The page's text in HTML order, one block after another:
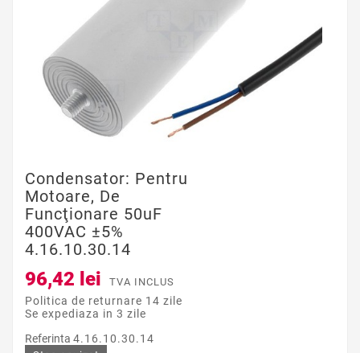
Condensator: Pentru
Motoare, De
Funcţionare 50uF
400VAC ±5%
4.16.10.30.14
96,42 lei TVA INCLUS
Politica de returnare 14 zile
Se expediaza in 3 zile
Referinta 4.16.10.30.14